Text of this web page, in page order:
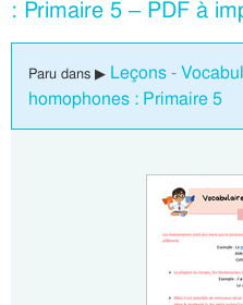
: Primaire 5 – PDF à
Paru dans ▶ Leçons -
homophones : Primaire 5